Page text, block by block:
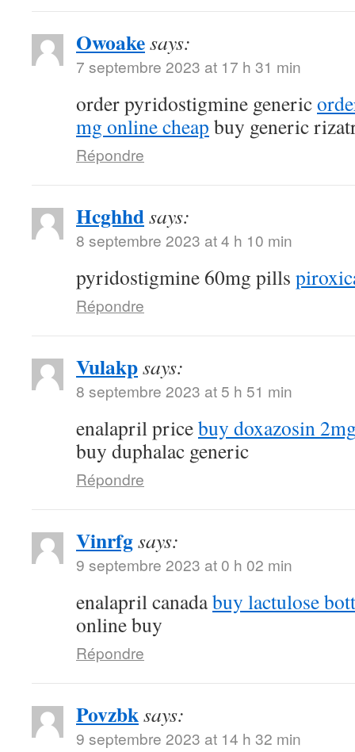
Owoakesays:
7 septembre 2023 at 17 h 31 min
order pyridostigmine generic
mg online cheap buy generic
Répondre
Hcghhdsays:
8 septembre 2023 at 4 h 10 min
pyridostigmine 60mg pills
Répondre
Vulakpsays:
8 septembre 2023 at 5 h 51 min
enalapril pricebuy doxazosin
buy duphalac generic
Répondre
Vinrfgsays:
9 septembre 2023 at 0 h 02 min
enalapril canadabuy lactulose
online buy
Répondre
Povzbksays:
9 septembre 2023 at 14 h 32 min